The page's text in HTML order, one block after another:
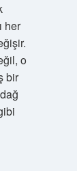
her
o
bir